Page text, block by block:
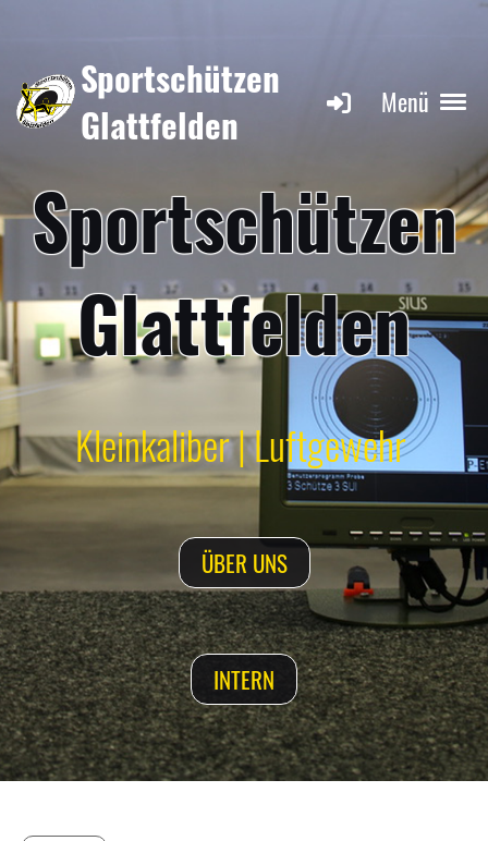
Menü
Sportschützen
Glattfelden
Sportschützen
Glattfelden
Kleinkaliber | Luftgewehr
ÜBER UNS
INTERN